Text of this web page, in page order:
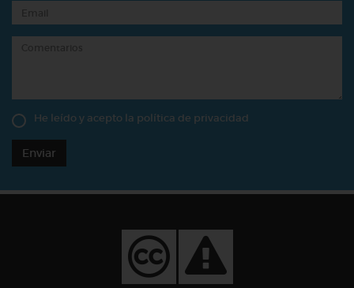
He leído y acepto la política de privacidad
Enviar